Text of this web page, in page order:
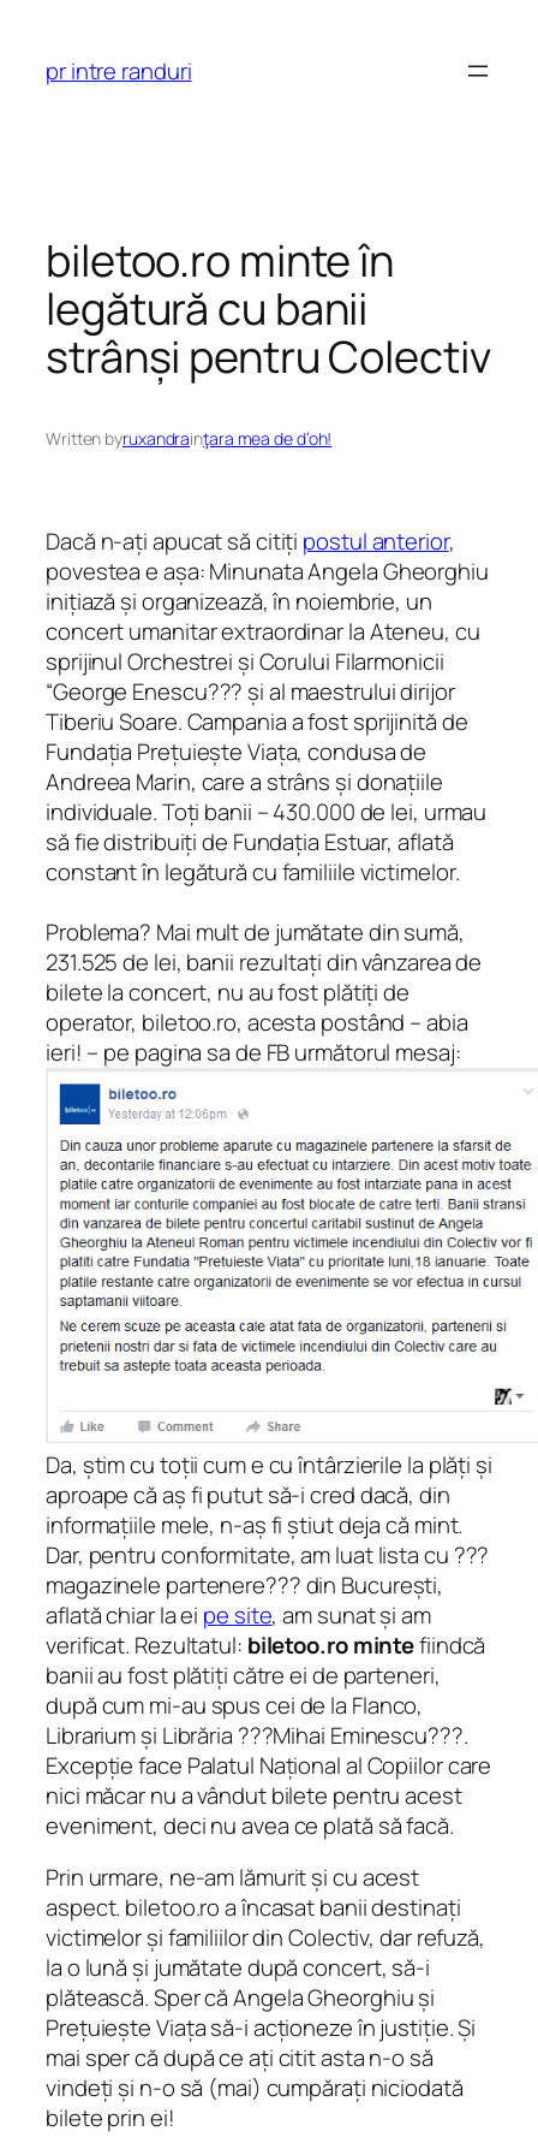
content
pr intre randuri
biletoo.ro minte în
legătură cu banii
strânși pentru Colectiv
Written byruxandrainţara mea de d’oh!
Dacă n-ați apucat să citiți postul anterior,
povestea e așa: Minunata Angela Gheorghiu
inițiază și organizează, în noiembrie, un
concert umanitar extraordinar la Ateneu, cu
sprijinul Orchestrei și Corului Filarmonicii
“George Enescu??? și al maestrului dirijor
Tiberiu Soare. Campania a fost sprijinită de
Fundația Prețuiește Viața, condusa de
Andreea Marin, care a strâns și donațiile
individuale. Toți banii – 430.000 de lei, urmau
să fie distribuiți de Fundația Estuar, aflată
constant în legătură cu familiile victimelor.
Problema? Mai mult de jumătate din sumă,
231.525 de lei, banii rezultați din vânzarea de
bilete la concert, nu au fost plătiți de
operator, biletoo.ro, acesta postând – abia
ieri! – pe pagina sa de FB următorul mesaj:
Da, știm cu toții cum e cu întârzierile la plăți și
aproape că aș fi putut să-i cred dacă, din
informațiile mele, n-aș fi știut deja că mint.
Dar, pentru conformitate, am luat lista cu ???
magazinele partenere??? din București,
aflată chiar la ei pe site, am sunat și am
verificat. Rezultatul: biletoo.ro mintefiindcă
banii au fost plătiți către ei de parteneri,
după cum mi-au spus cei de la Flanco,
Librarium și Librăria ???Mihai Eminescu???.
Excepție face Palatul Național al Copiilor care
nici măcar nu a vândut bilete pentru acest
eveniment, deci nu avea ce plată să facă.
Prin urmare, ne-am lămurit și cu acest
aspect. biletoo.ro a încasat banii destinați
victimelor și familiilor din Colectiv, dar refuză,
la o lună și jumătate după concert, să-i
plătească. Sper că Angela Gheorghiu și
Prețuiește Viața să-i acționeze în justiție. Și
mai sper că după ce ați citit asta n-o să
vindeți și n-o să (mai) cumpărați niciodată
bilete prin ei!